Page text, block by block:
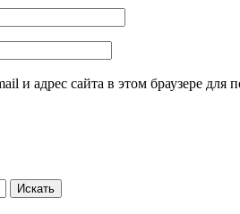
и адрес сайта в этом браузере